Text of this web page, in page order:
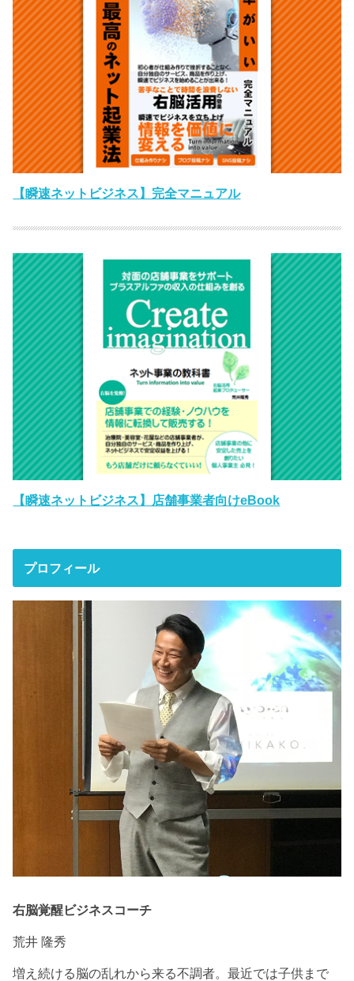
【瞬速ネットビジネス】完全マニュアル
【瞬速ネットビジネス】店舗事業者向けeBook
プロフィール
右脳覚醒ビジネスコーチ
荒井 隆秀
増え続ける脳の乱れから来る不調者。最近では子供まで